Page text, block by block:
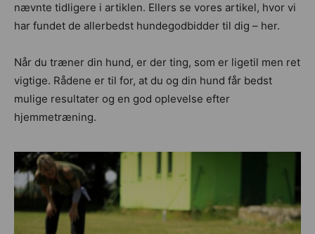
nævnte tidligere i artiklen. Ellers se vores artikel, hvor vi
har fundet de allerbedst hundegodbidder til dig – her.
Når du træner din hund, er der ting, som er ligetil men ret
vigtige. Rådene er til for, at du og din hund får bedst
mulige resultater og en god oplevelse efter
hjemmetræning.